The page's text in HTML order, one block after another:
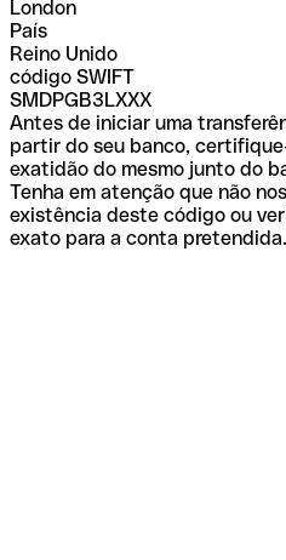
London
País
Reino Unido
código SWIFT
SMDPGB3LXXX
Antes de iniciar uma
partir do seu banco,
exatidão do mesmo junto do
Tenha em atenção que não
existência deste código ou
exato para a conta pretendida.